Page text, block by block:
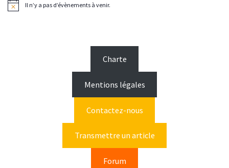
Il n’y a pas d’évènements à venir.
Charte
Mentions légales
Contactez-nous
Transmettre un article
Forum